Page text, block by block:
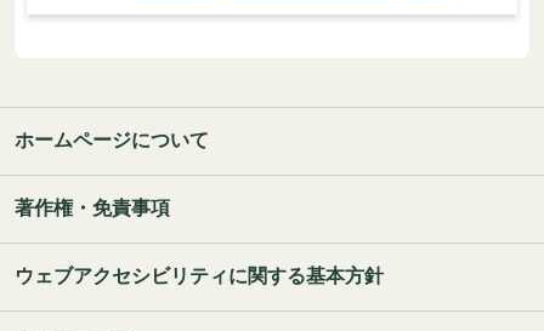
ホームページについて
著作権・免責事項
ウェブアクセシビリティに関する基本方針